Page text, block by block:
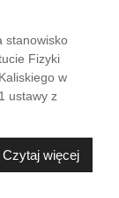
stanowisko
Fizyki
w
ustawy z
Czytaj więcej